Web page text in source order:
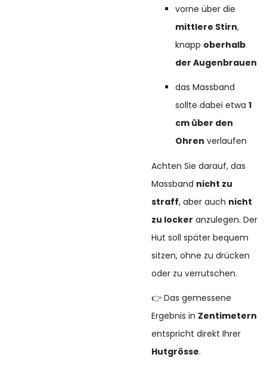
vorne über die
mittlere Stirn,
knapp oberhalb
der Augenbrauen
das Massband
sollte dabei etwa1
cm über den
Ohren verlaufen
Achten Sie darauf, das
Massband nicht zu
straff, aber auch nicht
zu locker anzulegen. Der
Hut soll später bequem
sitzen, ohne zu drücken
oder zu verrutschen.
👉 Das gemessene
Ergebnis in Zentimetern
entspricht direkt Ihrer
Hutgrösse.